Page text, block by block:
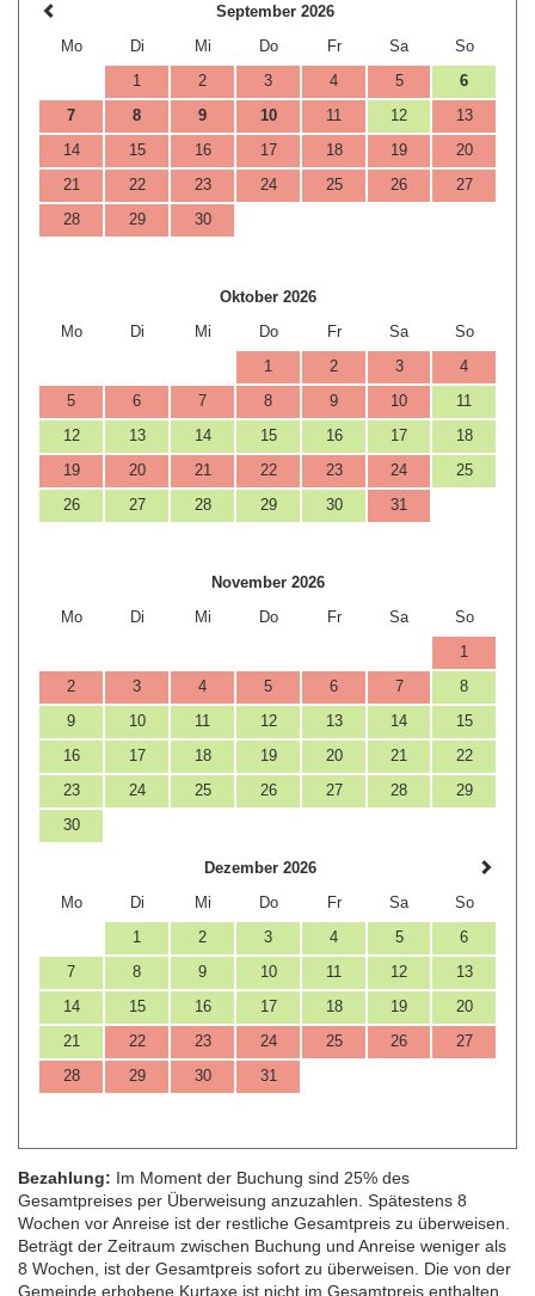
September 2026
Mo
Di Mi Do Fr Sa
So
1
2 3 4 5
6
7
8 9 10 11 12
13
14
15 16 17 18 19
20
21
22 23 24 25 26
27
28
29 30
Oktober 2026
Mo
Di Mi Do Fr Sa
So
1
2 3
4
5
6 7 8 9 10
11
12
13 14 15 16 17
18
19
20 21 22 23 24
25
26
27 28 29 30 31
November 2026
Mo
Di Mi Do Fr Sa
So
1
2
3 4 5 6 7
8
9
10 11 12 13 14
15
16
17 18 19 20 21
22
23
24 25 26 27 28
29
30
Dezember 2026
Mo
Di Mi Do Fr Sa
So
1
2 3 4 5
6
7
8 9 10 11 12
13
14
15 16 17 18 19
20
21
22 23 24 25 26
27
28
29 30 31
Bezahlung: Im Moment der Buchung sind 25% des
Gesamtpreises per Überweisung anzuzahlen. Spätestens 8
Wochen vor Anreise ist der restliche Gesamtpreis zu überweisen.
Beträgt der Zeitraum zwischen Buchung und Anreise weniger als
8 Wochen, ist der Gesamtpreis sofort zu überweisen. Die von der
Gemeinde erhobene Kurtaxe ist nicht im Gesamtpreis enthalten